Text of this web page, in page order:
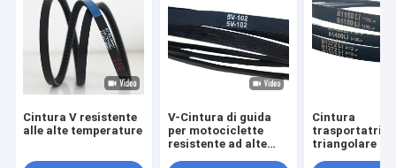
Cintura V resistente
alle alte temperature
V-Cintura di guida
per motociclette
resistente ad alte
Cintura
trasportatrice
triangolare in